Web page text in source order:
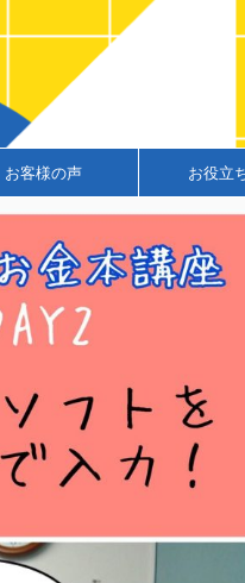
お客様の声 お役立